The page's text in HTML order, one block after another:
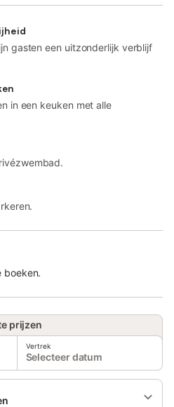
gasten een uitzonderlijk verblijf
in een keuken met alle
boeken.
prijzen
Vertrek
Selecteer datum